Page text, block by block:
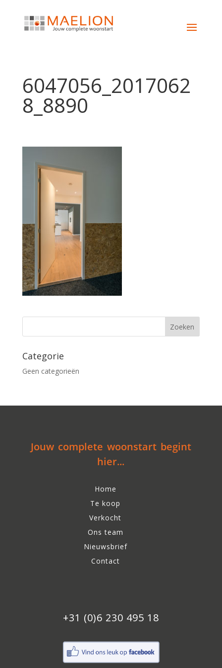
6047056_2017062
8_8890
Categorie
Geen categorieën
Jouw complete woonstart begint
hier...
Home
Te koop
Verkocht
Ons team
Nieuwsbrief
Contact
+31 (0)6 230 495 18